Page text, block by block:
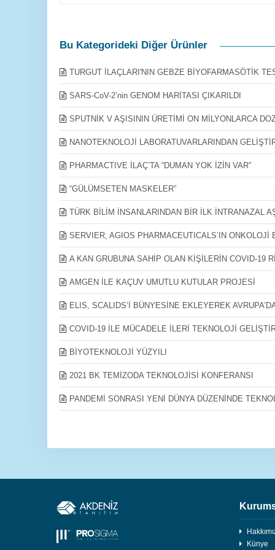
Bu Kategorideki Diğer Ürünler
TURGUT İLAÇLARI'NIN GEBZE BİYOFARMASÖTİK
SARS-CoV-2’nin GENOM HARİTASI ÇIKARILDI
SPUTNİK V AŞISININ ÜRETİMİ ON MİLYONLARCA
​NANOTEKNOLOJİ LABORATUVARLARINDAN
PHARMACTIVE İLAÇ’TA “DUMAN YOK İZİN VAR”
“GÜLÜMSETEN MASKELER”
TÜRK BİLİM İNSANLARINDAN BİR İLK İNTRANAZAL
SERVIER, AGIOS PHARMACEUTICALS’IN ONKOLOJİ
A KAN GRUBUNA SAHİP OLAN KİŞİLERİN COVID-19
AMGEN İLE KAÇUV UMUTLU KUTULAR PROJESİ
ELIS, SCALIDS’İ BÜNYESİNE EKLEYEREK
COVID-19 İLE MÜCADELE İLERİ TEKNOLOJİ
BİYOTEKNOLOJİ YÜZYILI
2021 BK TEMİZODA TEKNOLOJİSİ KONFERANSI
PANDEMİ SONRASI YENİ DÜNYA DÜZENİNDE
Künye